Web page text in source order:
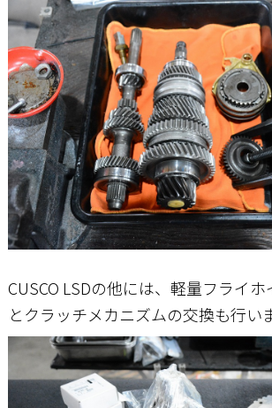
CUSCO LSDの他には、軽量フライ
とクラッチメカニズムの交換も行いま